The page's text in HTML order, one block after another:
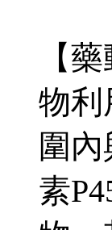
【
物利
圍
素